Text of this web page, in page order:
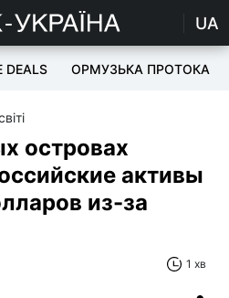
UA
DEALS ОРМУЗЬКА ПРОТОКА
островах
активы
из-за
1 хв